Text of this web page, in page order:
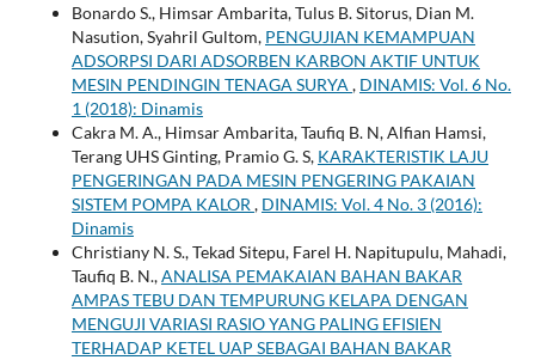
Bonardo S., Himsar Ambarita, Tulus B. Sitorus, Dian M.
Nasution, Syahril Gultom, PENGUJIAN KEMAMPUAN
ADSORPSI DARI ADSORBEN KARBON AKTIF UNTUK
MESIN PENDINGIN TENAGA SURYA , DINAMIS: Vol. 6 No.
1 (2018): Dinamis
Cakra M. A., Himsar Ambarita, Taufiq B. N, Alfian Hamsi,
Terang UHS Ginting, Pramio G. S, KARAKTERISTIK LAJU
PENGERINGAN PADA MESIN PENGERING PAKAIAN
SISTEM POMPA KALOR , DINAMIS: Vol. 4 No. 3 (2016):
Dinamis
Christiany N. S., Tekad Sitepu, Farel H. Napitupulu, Mahadi,
Taufiq B. N.,ANALISA PEMAKAIAN BAHAN BAKAR
AMPAS TEBU DAN TEMPURUNG KELAPA DENGAN
MENGUJI VARIASI RASIO YANG PALING EFISIEN
TERHADAP KETEL UAP SEBAGAI BAHAN BAKAR